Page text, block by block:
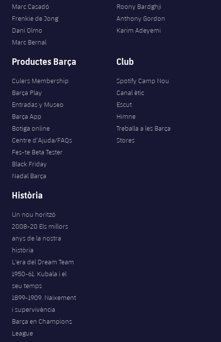
Marc Casadó
Frenkie de Jong
Dani Olmo
Marc Bernal
Roony Bardghji
Anthony Gordon
Karim Adeyemi
Productes Barça
Culers Membership
Barça Play
Entradas y Museo
Barça App
Botiga online
Centre d’Ajuda/FAQs
Fes-te Beta Tester
Black Friday
Nadal Barça
Club
Spotify Camp Nou
Canal ètic
Escut
Himne
Treballa a les Barça
Stores
Història
Un nou horitzó
2008-20 Els millors
anys de la nostra
història
L'era del Dream Team
1950-61. Kubala i el
seu temps
1899-1909. Naixement
i supervivència
Barça en Champions
League